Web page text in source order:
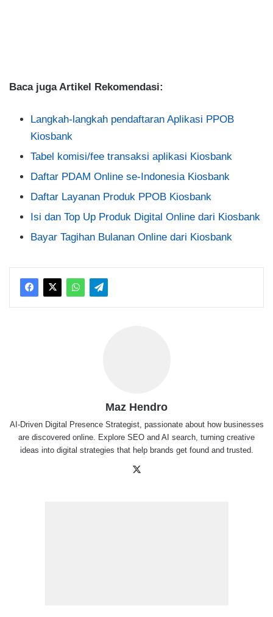
Baca juga Artikel Rekomendasi:
Langkah-langkah pendaftaran Aplikasi PPOB
Kiosbank
Tabel komisi/fee transaksi aplikasi Kiosbank
Daftar PDAM Online se-Indonesia Kiosbank
Daftar Layanan Produk PPOB Kiosbank
Isi dan Top Up Produk Digital Online dari Kiosbank
Bayar Tagihan Bulanan Online dari Kiosbank
Maz Hendro
AI-Driven Digital Presence Strategist, passionate about how businesses
are discovered online. Explore SEO and AI search, turning creative
ideas into digital strategies that help brands get found and trusted.